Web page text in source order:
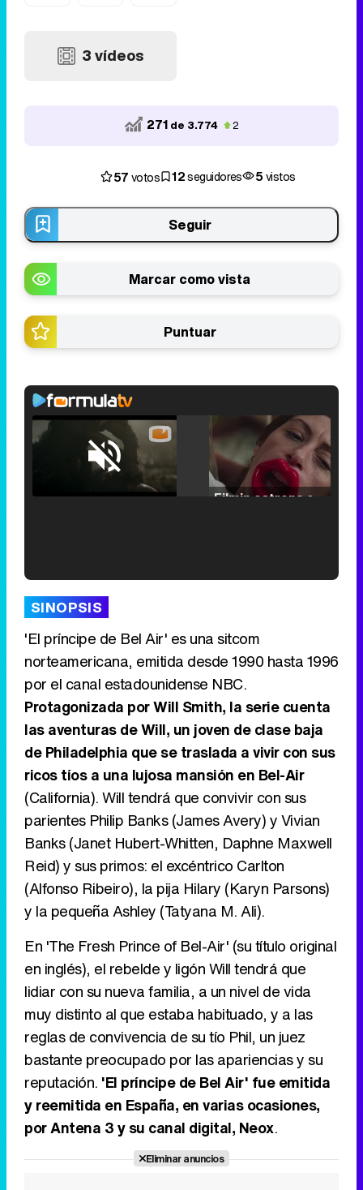
3 vídeos
271de 3.774 2
57votos 12seguidores 5vistos
Seguir
Marcar como vista
Puntuar
Unmute /
SINOPSIS
'El príncipe de Bel Air' es una sitcom
norteamericana, emitida desde 1990 hasta 1996
por el canal estadounidense NBC.
Protagonizada por Will Smith, la serie cuenta
las aventuras de Will, un joven de clase baja
de Philadelphia que se traslada a vivir con sus
ricos tíos a una lujosa mansión en Bel-Air
(California). Will tendrá que convivir con sus
parientes Philip Banks (James Avery) y Vivian
Banks (Janet Hubert-Whitten, Daphne Maxwell
Reid) y sus primos: el excéntrico Carlton
(Alfonso Ribeiro), la pija Hilary (Karyn Parsons)
y la pequeña Ashley (Tatyana M. Ali).
En 'The Fresh Prince of Bel-Air' (su título original
en inglés), el rebelde y ligón Will tendrá que
lidiar con su nueva familia, a un nivel de vida
muy distinto al que estaba habituado, y a las
reglas de convivencia de su tío Phil, un juez
bastante preocupado por las apariencias y su
reputación. 'El príncipe de Bel Air' fue emitida
y reemitida en España, en varias ocasiones,
por Antena 3 y su canal digital, Neox.
Eliminar anuncios